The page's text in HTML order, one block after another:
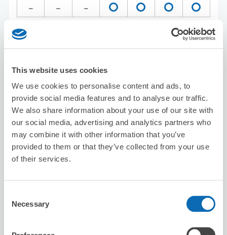
This website uses cookies
We use cookies to personalise content and ads, to
provide social media features and to analyse our traffic.
We also share information about your use of our site with
our social media, advertising and analytics partners who
may combine it with other information that you’ve
provided to them or that they’ve collected from your use
of their services.
Selection
Necessary
セブン－イレブン東小金井南口
本日の営業時間 : 00:00〜00:00
スーツケースサイズ
8/13木